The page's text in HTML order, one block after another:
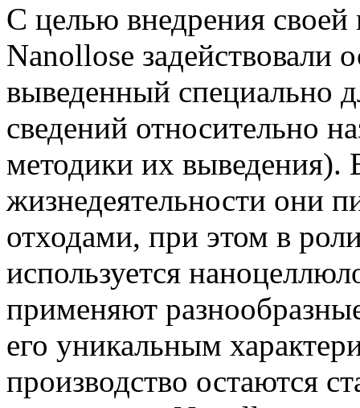
С целью внедрения своей
Nanollose задействовали
выведенный специально
сведений относительно
методики их выведения).
жизнедеятельности они
отходами, при этом в
используется
применяют
его уникальным
производство остаются